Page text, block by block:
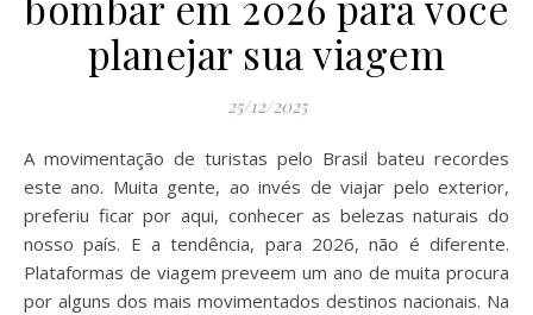
planejar sua viagem
25/12/2025
A movimentação de turistas pelo Brasil bateu recordes
este ano. Muita gente, ao invés de viajar pelo exterior,
preferiu ficar por aqui, conhecer as belezas naturais do
nosso país. E a tendência, para 2026, não é diferente.
Plataformas de viagem preveem um ano de muita procura
por alguns dos mais movimentados destinos nacionais. Na